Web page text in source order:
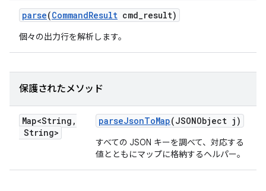
parse(CommandResult cmd_result)
個々の出力行を解析します。
保護されたメソッド
Map<String ,
String>
parseJsonToMap(JSONObject j)
すべての JSON キーを調べて、対応する
値とともにマップに格納するヘルパー。